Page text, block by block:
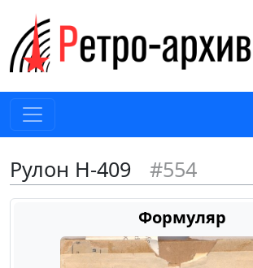
Рулон Н-409 #554
Формуляр